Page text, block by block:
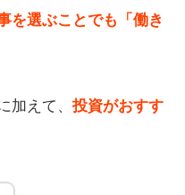
を選ぶことでも「働き
加えて、 投資がおすす